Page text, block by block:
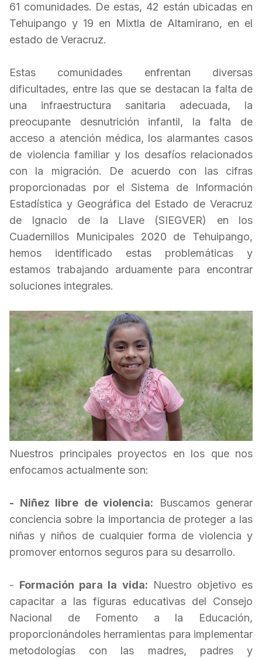
61 comunidades. De estas, 42 están ubicadas en
Tehuipango y 19 en Mixtla de Altamirano, en el
estado de Veracruz.
Estas comunidades enfrentan diversas
dificultades, entre las que se destacan la falta de
una infraestructura sanitaria adecuada, la
preocupante desnutrición infantil, la falta de
acceso a atención médica, los alarmantes casos
de violencia familiar y los desafíos relacionados
con la migración. De acuerdo con las cifras
proporcionadas por el Sistema de Información
Estadística y Geográfica del Estado de Veracruz
de Ignacio de la Llave (SIEGVER) en los
Cuadernillos Municipales 2020 de Tehuipango,
hemos identificado estas problemáticas y
estamos trabajando arduamente para encontrar
soluciones integrales.
Nuestros principales proyectos en los que nos
enfocamos actualmente son:
- Niñez libre de violencia: Buscamos generar
conciencia sobre la importancia de proteger a las
niñas y niños de cualquier forma de violencia y
promover entornos seguros para su desarrollo.
- Formación para la vida: Nuestro objetivo es
capacitar a las figuras educativas del Consejo
Nacional de Fomento a la Educación,
proporcionándoles herramientas para implementar
metodologías con las madres, padres y